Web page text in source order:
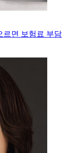
르면 보험료 부담